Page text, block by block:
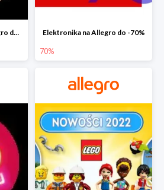
Karnawałowe hity na Allegro do -80% Elektronika na Allegro do -70%
70%